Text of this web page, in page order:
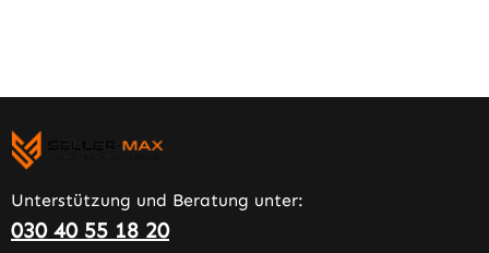
Unterstützung und Beratung unter:
030 40 55 18 20